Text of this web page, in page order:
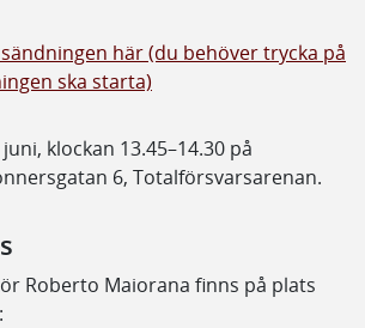
här (du behöver trycka på
ska starta)
klockan 13.45–14.30 på
6, Totalförsvarsarenan.
Roberto Maiorana finns på plats